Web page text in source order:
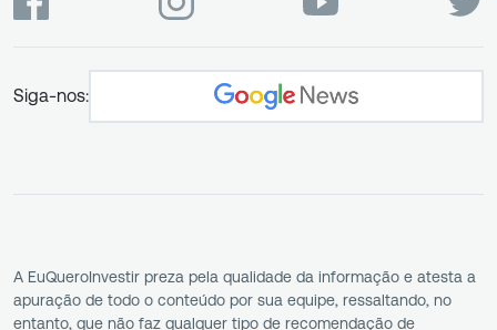
Siga-nos:
A EuQueroInvestir preza pela qualidade da informação e atesta a
apuração de todo o conteúdo por sua equipe, ressaltando, no
entanto, que não faz qualquer tipo de recomendação de